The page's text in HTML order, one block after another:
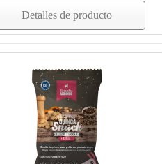
Detalles de producto